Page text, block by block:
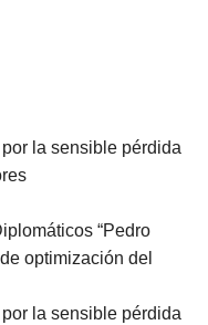
la sensible pérdida
“Pedro
optimización del
la sensible pérdida